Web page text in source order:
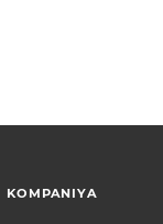
KOMPANIYA